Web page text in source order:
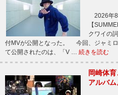
2026年8
【
クワイの
付MVが公開となった。 今回、ジャミ
て公開されたのは、「V … 続きを読む
岡崎体
アルバ